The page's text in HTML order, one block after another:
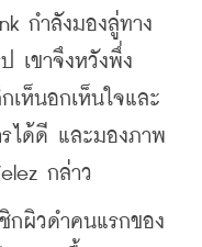
กำลังมองลู่ทาง
เขาจึงหวังพึ่ง
เห็นอกเห็นใจและ
ได้ดี และมองภาพ
กล่าว
ผิวดำคนแรกของ